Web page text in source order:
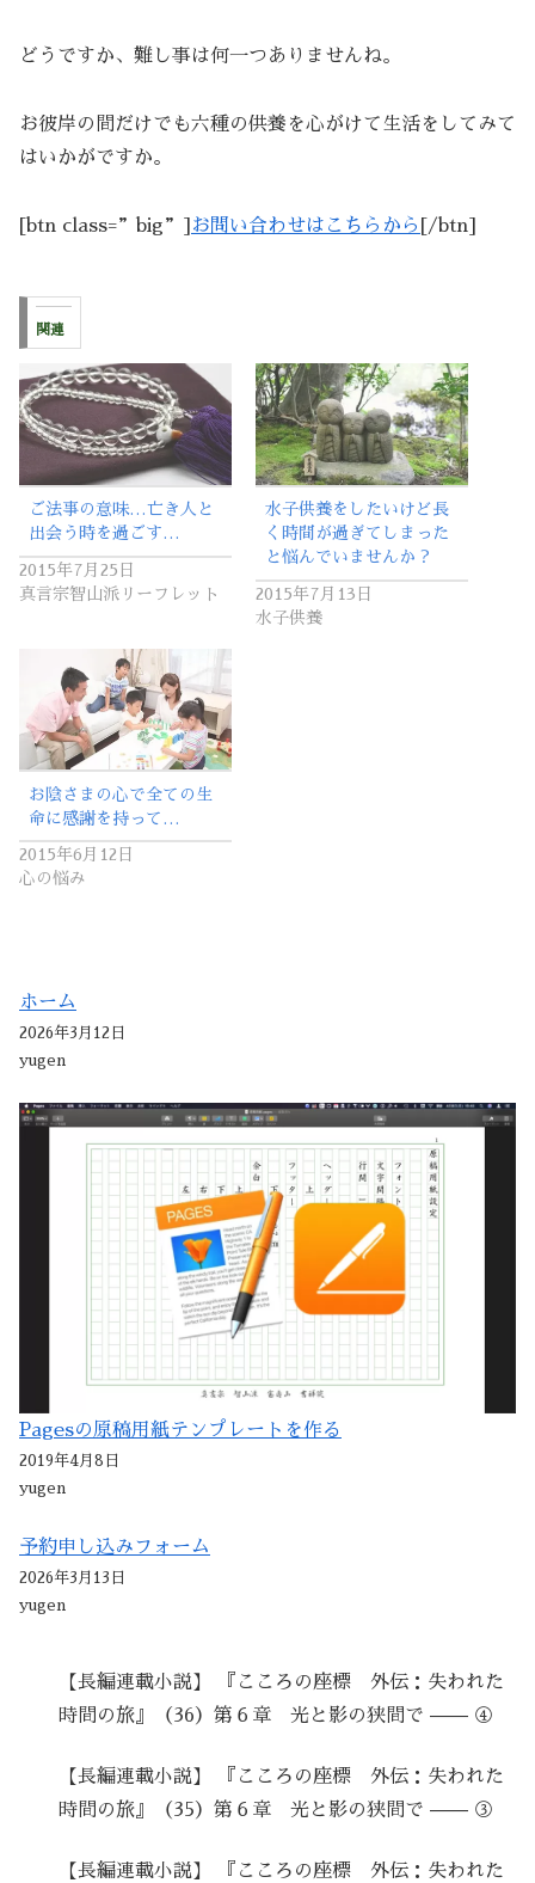
どうですか、難し事は何一つありませんね。
お彼岸の間だけでも六種の供養を心がけて生活をしてみて
はいかがですか。
[btn class=”big”] お問い合わせはこちらから [/btn]
関連
ご法事の意味…亡き人と
出会う時を過ごす…
2015年7月25日
真言宗智山派リーフレット
水子供養をしたいけど長
く時間が過ぎてしまった
と悩んでいませんか？
2015年7月13日
水子供養
お陰さまの心で全ての生
命に感謝を持って…
2015年6月12日
心の悩み
ホーム
2026年3月12日
yugen
Pagesの原稿用紙テンプレートを作る
2019年4月8日
yugen
予約申し込みフォーム
2026年3月13日
yugen
【長編連載小説】 『こころの座標 外伝：失われた
時間の旅』（36）第６章 光と影の狭間で —— ④
【長編連載小説】 『こころの座標 外伝：失われた
時間の旅』（35）第６章 光と影の狭間で —— ③
【長編連載小説】 『こころの座標 外伝：失われた